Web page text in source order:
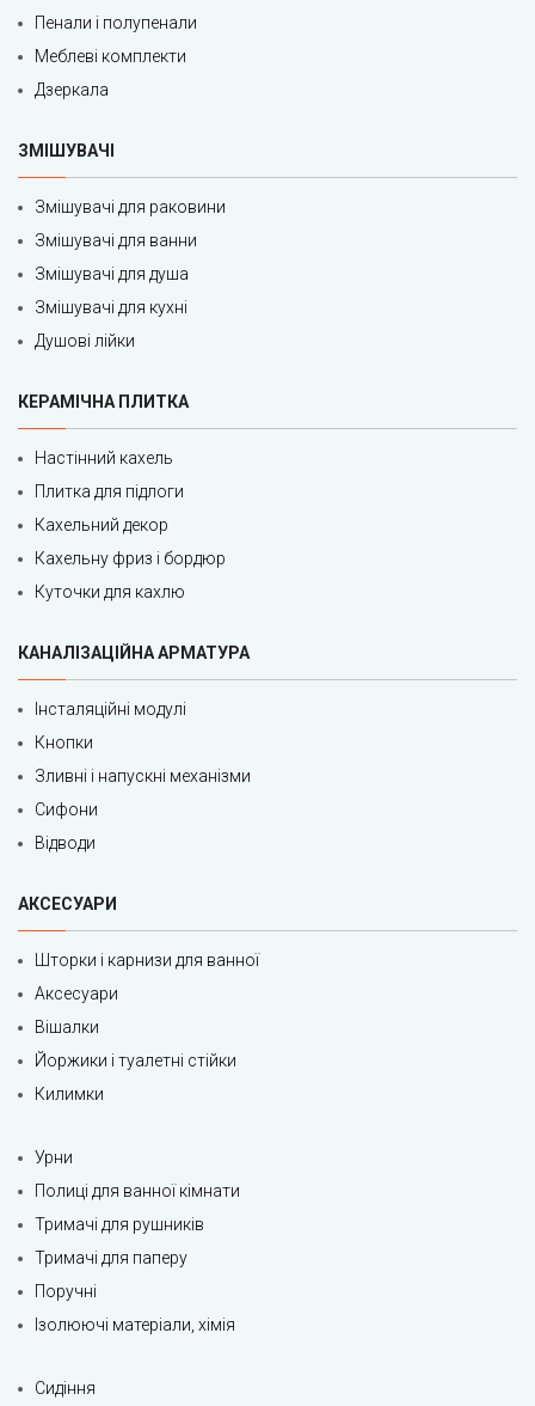
Пенали і полупенали
Меблеві комплекти
Дзеркала
ЗМІШУВАЧІ
Змішувачі для раковини
Змішувачі для ванни
Змішувачі для душа
Змішувачі для кухні
Душові лійки
КЕРАМІЧНА ПЛИТКА
Настінний кахель
Плитка для підлоги
Кахельний декор
Кахельну фриз і бордюр
Куточки для кахлю
КАНАЛІЗАЦІЙНА АРМАТУРА
Інсталяційні модулі
Кнопки
Зливні і напускні механізми
Сифони
Відводи
АКСЕСУАРИ
Шторки і карнизи для ванної
Аксесуари
Вішалки
Йоржики і туалетні стійки
Килимки
Урни
Полиці для ванної кімнати
Тримачі для рушників
Тримачі для паперу
Поручні
Ізолюючі матеріали, хімія
Сидіння